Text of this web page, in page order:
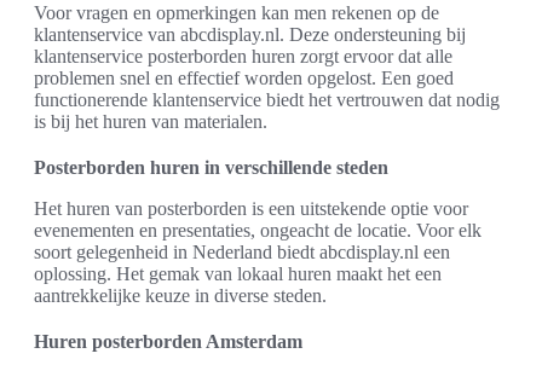
Voor vragen en opmerkingen kan men rekenen op de
klantenservice van abcdisplay.nl. Deze ondersteuning bij
klantenservice posterborden huren zorgt ervoor dat alle
problemen snel en effectief worden opgelost. Een goed
functionerende klantenservice biedt het vertrouwen dat nodig
is bij het huren van materialen.
Posterborden huren in verschillende steden
Het huren van posterborden is een uitstekende optie voor
evenementen en presentaties, ongeacht de locatie. Voor elk
soort gelegenheid in Nederland biedt abcdisplay.nl een
oplossing. Het gemak van lokaal huren maakt het een
aantrekkelijke keuze in diverse steden.
Huren posterborden Amsterdam